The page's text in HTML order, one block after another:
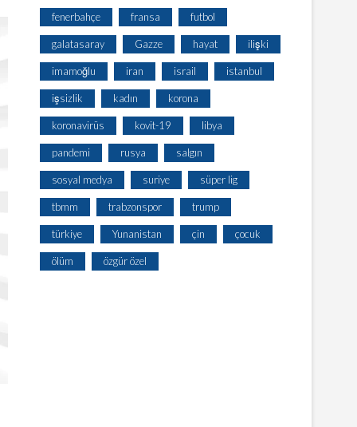
fenerbahçe fransa futbol
galatasaray Gazze hayat ilişki
imamoğlu iran israil istanbul
işsizlik kadın korona
koronavirüs kovit-19 libya
pandemi rusya salgın
sosyal medya suriye süper lig
tbmm trabzonspor trump
türkiye Yunanistan çin çocuk
ölüm özgür özel